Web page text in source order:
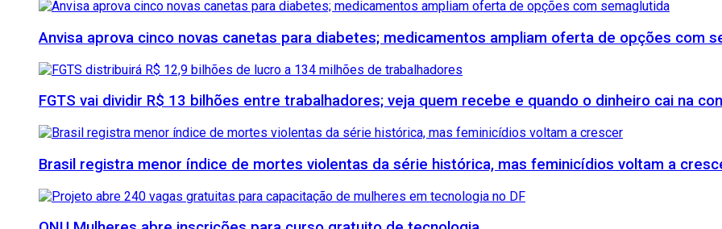
Anvisa aprova cinco novas canetas para diabetes; medicamentos ampliam oferta de opções com
FGTS vai dividir R$ 13 bilhões entre trabalhadores; veja quem recebe e quando o dinheiro cai na
Brasil registra menor índice de mortes violentas da série histórica, mas feminicídios voltam a